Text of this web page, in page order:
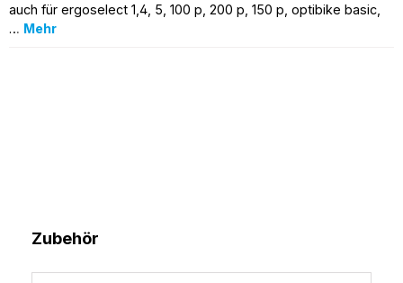
auch für ergoselect 1,4, 5, 100 p, 200 p, 150 p, optibike basic,
… Mehr
Produktgalerie überspringen
Zubehör